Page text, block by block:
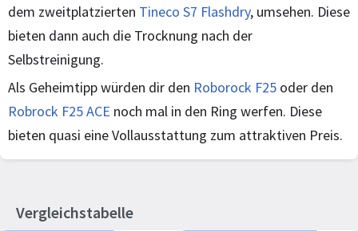
dem zweitplatzierten Tineco S7 Flashdry, umsehen. Diese
bieten dann auch die Trocknung nach der
Selbstreinigung.
Als Geheimtipp würden dir den Roborock F25 oder den
Robrock F25 ACE noch mal in den Ring werfen. Diese
bieten quasi eine Vollausstattung zum attraktiven Preis.
Vergleichstabelle